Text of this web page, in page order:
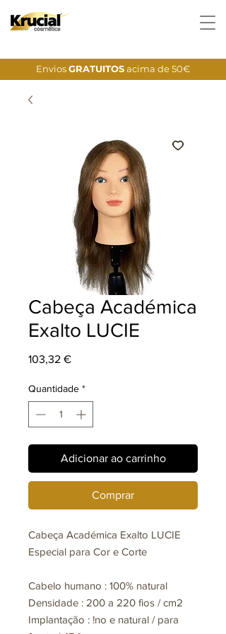
EnviosGRATUITOSacima de 50€
Cabeça Académica
Exalto LUCIE
103,32 €Preço
Quantidade *
Adicionar ao carrinho
Comprar
Cabeça Académica Exalto LUCIE
Especial para Cor e Corte
Cabelo humano : 100% natural
Densidade : 200 a 220 fios / cm2
Implantação : !no e natural / para